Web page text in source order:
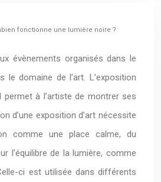
fonctionne une lumière noire ?
évènements organisés dans le
le domaine de l’art. L’exposition
permet à l’artiste de montrer ses
d’une exposition d’art nécessite
comme une place calme, du
l’équilibre de la lumière, comme
ci est utilisée dans différents